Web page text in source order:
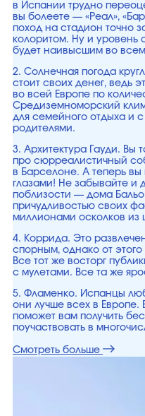
в Испании трудно
вы болеете — «Реал»,
поход на стадион точно
колоритом. Ну и уровень
будет наивысшим во
2. Солнечная погода
стоит своих денег, ведь
во всей Европе по
Средиземноморский
для семейного отдыха и
родителями.
3. Архитектура Гауди. Вы
про сюрреалистичный
в Барселоне. А теперь вы
глазами! Не забывайте и
поблизости — дома
причудливостью своих
миллионами осколков из
4. Коррида. Это
спорным, однако от
Все тот же восторг
с мулетами. Все та же
5. Фламенко. Испанцы
они лучше всех в Европе.
поможет вам получить
поучаствовать в
Смотреть больше